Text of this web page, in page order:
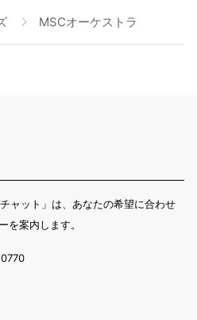
MSCオーケストラ
ャット」は、あなたの希望に合わせ
を案内します。